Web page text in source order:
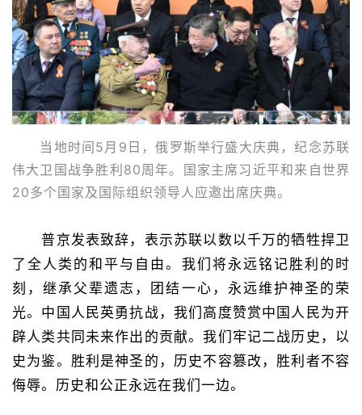
当地时间5月9日，俄罗斯举行盛大庆典，纪念苏联
伟大卫国战争胜利80周年。国家主席习近平和来自世界
20多个国家及国际组织领导人应邀出席庆典。
普京发表致辞，表示苏联以数以千万的牺牲捍卫
了全人类的和平与自由。我们将永远铭记胜利的时
刻，继承父辈遗志，团结一心，永远维护神圣的荣
光。中国人民英勇抗战，我们高度赞赏中国人民为开
辟人类共同未来作出的贡献。我们牢记二战历史，以
史为鉴。胜利是神圣的，历史不容篡改，胜利者不容
侮辱。历史和公正永远在我们一边。